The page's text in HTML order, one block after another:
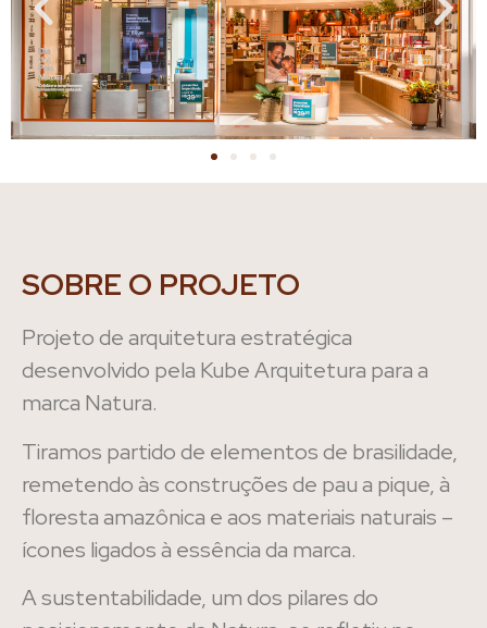
SOBRE O PROJETO
Projeto de arquitetura estratégica
desenvolvido pela Kube Arquitetura para a
marca Natura.
Tiramos partido de elementos de brasilidade,
remetendo às construções de pau a pique, à
floresta amazônica e aos materiais naturais –
ícones ligados à essência da marca.
A sustentabilidade, um dos pilares do